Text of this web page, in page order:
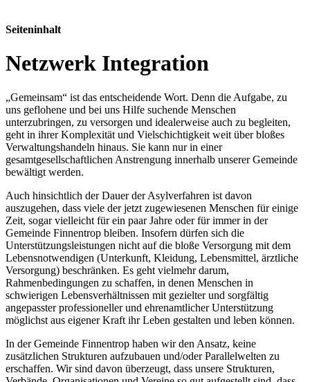
Seiteninhalt
Netzwerk Integration
„Gemeinsam“ ist das entscheidende Wort. Denn die Aufgabe, zu
uns geflohene und bei uns Hilfe suchende Menschen
unterzubringen, zu versorgen und idealerweise auch zu begleiten,
geht in ihrer Komplexität und Vielschichtigkeit weit über bloßes
Verwaltungshandeln hinaus. Sie kann nur in einer
gesamtgesellschaftlichen Anstrengung innerhalb unserer Gemeinde
bewältigt werden.
Auch hinsichtlich der Dauer der Asylverfahren ist davon
auszugehen, dass viele der jetzt zugewiesenen Menschen für einige
Zeit, sogar vielleicht für ein paar Jahre oder für immer in der
Gemeinde Finnentrop bleiben. Insofern dürfen sich die
Unterstützungsleistungen nicht auf die bloße Versorgung mit dem
Lebensnotwendigen (Unterkunft, Kleidung, Lebensmittel, ärztliche
Versorgung) beschränken. Es geht vielmehr darum,
Rahmenbedingungen zu schaffen, in denen Menschen in
schwierigen Lebensverhältnissen mit gezielter und sorgfältig
angepasster professioneller und ehrenamtlicher Unterstützung
möglichst aus eigener Kraft ihr Leben gestalten und leben können.
In der Gemeinde Finnentrop haben wir den Ansatz, keine
zusätzlichen Strukturen aufzubauen und/oder Parallelwelten zu
erschaffen. Wir sind davon überzeugt, dass unsere Strukturen,